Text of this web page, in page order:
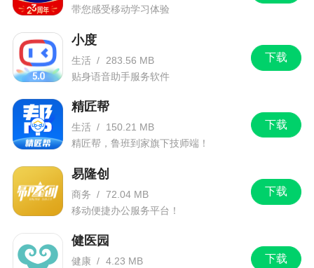
带您感受移动学习体验
下载
小度
生活 /
283.56 MB
贴身语音助手服务软件
下载
精匠帮
生活 /
150.21 MB
精匠帮，鲁班到家旗下技师端！
下载
易隆创
商务 / 72.04 MB
移动便捷办公服务平台！
下载
健医园
健康 / 4.23 MB